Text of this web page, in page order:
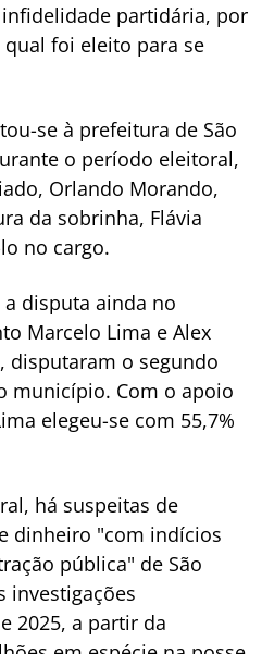
partidária, por
foi eleito para se
se à prefeitura de São
o período eleitoral,
Orlando Morando,
da sobrinha, Flávia
no cargo.
disputa ainda no
Marcelo Lima e Alex
disputaram o segundo
município. Com o apoio
elegeu-se com 55,7%
há suspeitas de
dinheiro "com indícios
pública" de São
investigações
2025, a partir da